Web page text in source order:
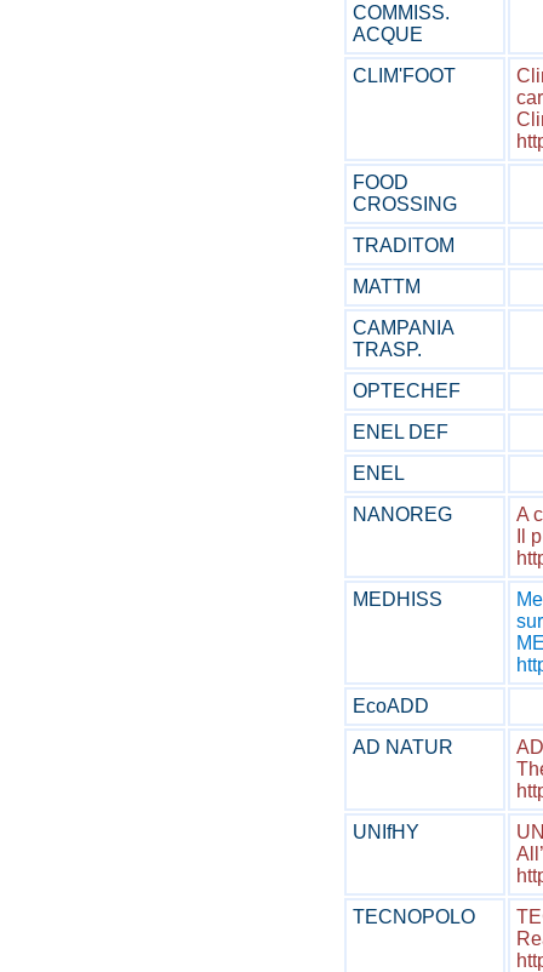
COMMISS.
ACQUE
CLIM'FOOT
FOOD
CROSSING
TRADITOM
MATTM
CAMPANIA
TRASP.
OPTECHEF
ENEL DEF
ENEL
NANOREG
A
Il
MEDHISS
EcoADD
AD NATUR
UNIfHY
TECNOPOLO